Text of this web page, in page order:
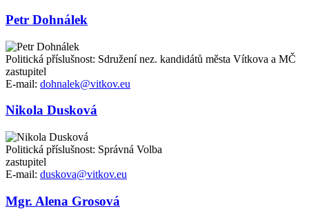
Petr Dohnálek
Politická příslušnost: Sdružení nez. kandidátů města Vítkova a MČ
zastupitel
E-mail: dohnalek@vitkov.eu
Nikola Dusková
Politická příslušnost: Správná Volba
zastupitel
E-mail: duskova@vitkov.eu
Mgr. Alena Grosová